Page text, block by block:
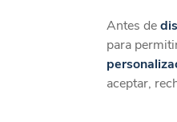
Antes de
para
aceptar,